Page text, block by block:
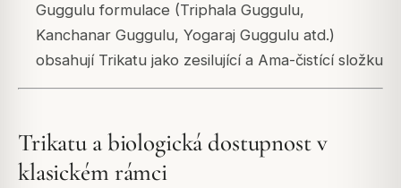
Guggulu formulace (Triphala Guggulu,
Kanchanar Guggulu, Yogaraj Guggulu atd.)
obsahují Trikatu jako zesilující a Ama-čistící složku
Trikatu a biologická dostupnost v
klasickém rámci